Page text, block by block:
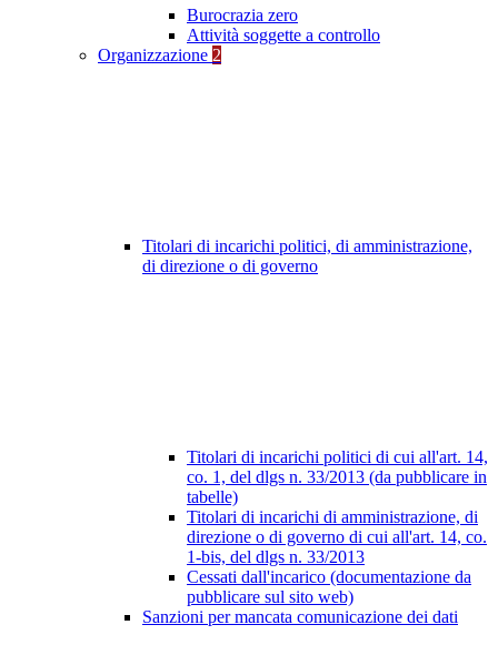
Burocrazia zero
Attività soggette a controllo
Organizzazione 2
Titolari di incarichi politici, di amministrazione,
di direzione o di governo
Titolari di incarichi politici di cui all'art. 14,
co. 1, del dlgs n. 33/2013 (da pubblicare in
tabelle)
Titolari di incarichi di amministrazione, di
direzione o di governo di cui all'art. 14, co.
1-bis, del dlgs n. 33/2013
Cessati dall'incarico (documentazione da
pubblicare sul sito web)
Sanzioni per mancata comunicazione dei dati